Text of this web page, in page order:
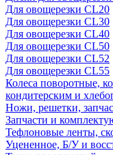
Для овощерезки CL20
Для овощерезки CL30
Для овощерезки CL40
Для овощерезки CL50
Для овощерезки CL52
Для овощерезки CL55
Колеса поворотные,
кондитерским и
Ножи, решетки,
Запчасти и
Тефлоновые ленты,
Уцененное, Б/У и